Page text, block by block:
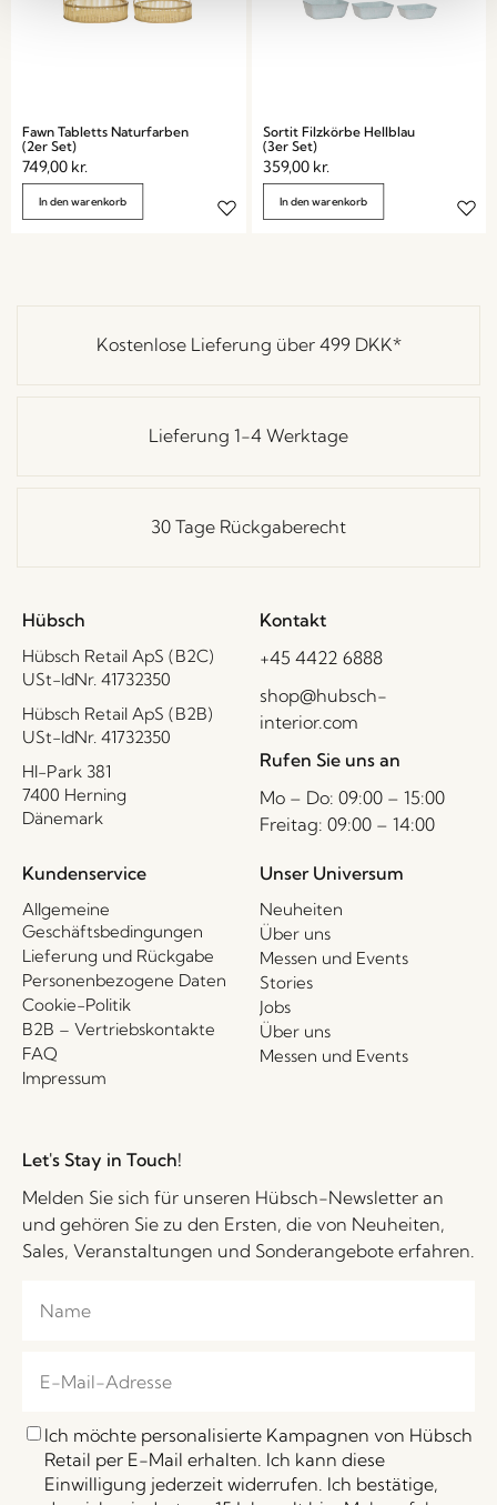
Fawn Tabletts Naturfarben
(2er Set)
749,00 kr.
In den warenkorb
Sortit Filzkörbe Hellblau
(3er Set)
359,00 kr.
In den warenkorb
Kostenlose Lieferung über 499 DKK*
Lieferung 1-4 Werktage
30 Tage Rückgaberecht
Hübsch
Hübsch Retail ApS (B2C)
USt-IdNr. 41732350
Hübsch Retail ApS (B2B)
USt-IdNr. 41732350
HI-Park 381
7400 Herning
Dänemark
Kontakt
+45 4422 6888
shop@hubsch-
interior.com
Rufen Sie uns an
Mo – Do: 09:00 – 15:00
Freitag: 09:00 – 14:00
Kundenservice
Allgemeine
Geschäftsbedingungen
Lieferung und Rückgabe
Personenbezogene Daten
Cookie-Politik
B2B – Vertriebskontakte
FAQ
Impressum
Unser Universum
Neuheiten
Über uns
Messen und Events
Stories
Jobs
Über uns
Messen und Events
Let's Stay in Touch!
Melden Sie sich für unseren Hübsch-Newsletter an
und gehören Sie zu den Ersten, die von Neuheiten,
Sales, Veranstaltungen und Sonderangebote erfahren.
Ich möchte personalisierte Kampagnen von Hübsch
Retail per E-Mail erhalten. Ich kann diese
Einwilligung jederzeit widerrufen. Ich bestätige,